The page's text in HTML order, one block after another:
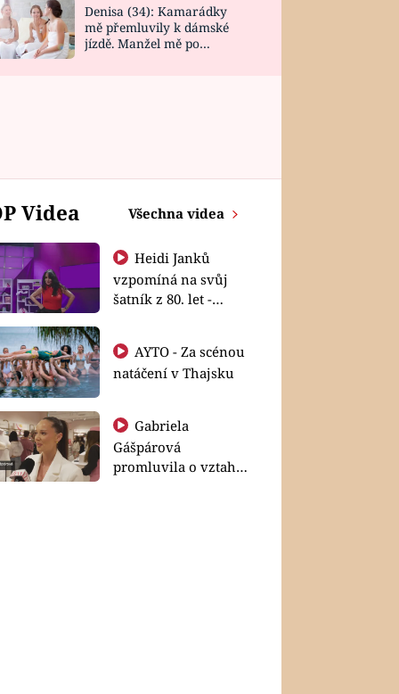
Denisa (34): Kamarádky
mě přemluvily k dámské
jízdě. Manžel mě po
Videa Všechna videa
Heidi Janků
vzpomíná na svůj
šatník z 80. let -
natáčení v Thajsku
Gabriela
Gášpárová
promluvila o vztahu